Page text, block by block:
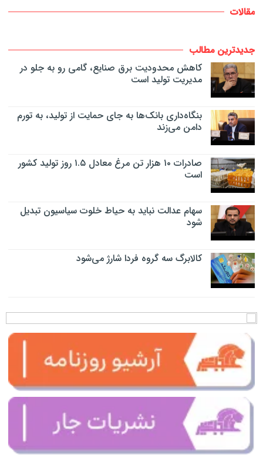
مقالات
جدیدترین مطالب
کاهش محدودیت برق صنایع، گامی رو به جلو در
مدیریت تولید است
بنگاه‌داری بانک‌ها به جای حمایت از تولید، به تورم
دامن می‌زند
صادرات ۱۰ هزار تن مرغ معادل ۱.۵ روز تولید کشور
است
سهام عدالت نباید به حیاط خلوت سیاسیون تبدیل
شود
کالابرگ سه گروه فردا شارژ می‌شود